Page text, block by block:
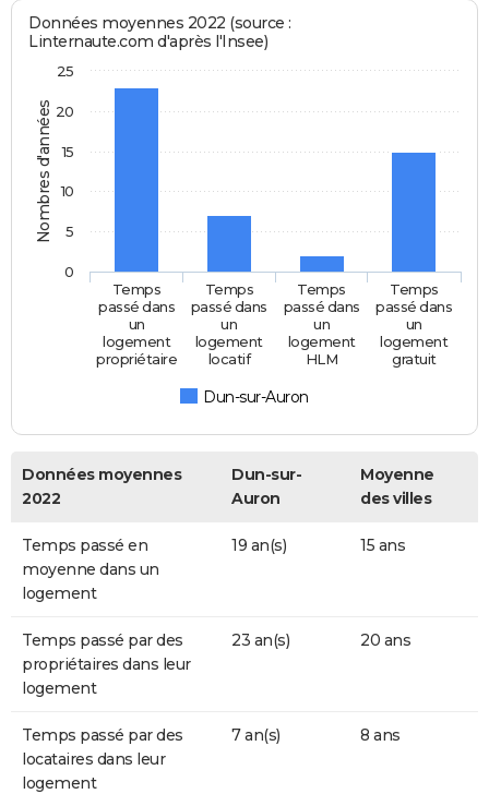
Nombres d'années
Données moyennes 2022 (source :
Linternaute.com d'après l'Insee)
Dun-sur-Auron
Temps
passé dans
un
logement
propriétaire
Temps
passé dans
un
logement
locatif
Temps
passé dans
un
logement
HLM
Temps
passé dans
un
logement
gratuit
0
5
10
15
20
25
Données moyennes
2022
Dun-sur-
Auron
Moyenne
des villes
Temps passé en
moyenne dans un
logement
19 an(s) 15 ans
Temps passé par des
propriétaires dans leur
logement
23 an(s) 20 ans
Temps passé par des
locataires dans leur
logement
7 an(s) 8 ans